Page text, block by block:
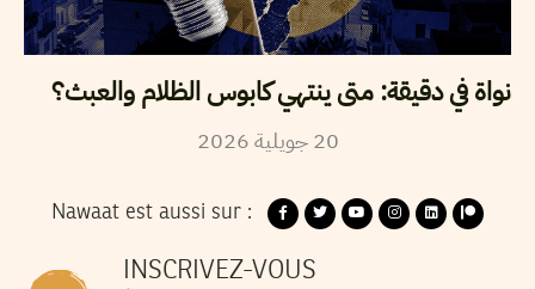
نواة في دقيقة: متى ينتهي كابوس الظلام والعبث؟
20 جويلية2026
Nawaat est aussi sur :
INSCRIVEZ-VOUS